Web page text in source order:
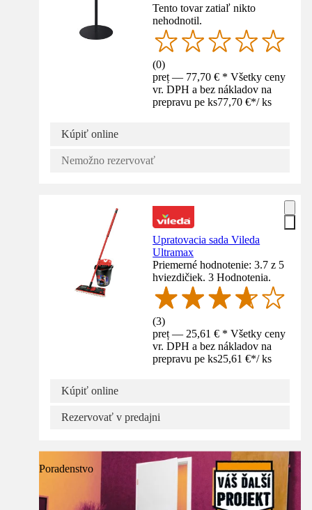
Tento tovar zatiaľ nikto
nehodnotil.
(0)
preț — 77,70 € * Všetky ceny
vr. DPH a bez nákladov na
prepravu pe ks77,70 €*/ ks
Kúpiť online
Nemožno rezervovať
Upratovacia sada Vileda
Ultramax
Priemerné hodnotenie: 3.7 z 5
hviezdičiek. 3 Hodnotenia.
(3)
preț — 25,61 € * Všetky ceny
vr. DPH a bez nákladov na
prepravu pe ks25,61 €*/ ks
Kúpiť online
Rezervovať v predajni
Poradenstvo